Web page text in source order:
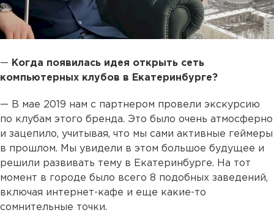
— Когда появилась идея открыть сеть
компьютерных клубов в Екатеринбурге?
— В мае 2019 нам с партнером провели экскурсию
по клубам этого бренда. Это было очень атмосферно
и зацепило, учитывая, что мы сами активные геймеры
в прошлом. Мы увидели в этом большое будущее и
решили развивать тему в Екатеринбурге. На тот
момент в городе было всего 8 подобных заведений,
включая интернет-кафе и еще какие-то
сомнительные точки.